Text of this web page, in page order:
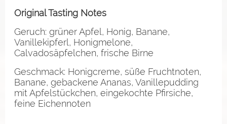
Original Tasting Notes
Geruch: grüner Apfel, Honig, Banane,
Vanillekipferl, Honigmelone,
Calvadosäpfelchen, frische Birne
Geschmack: Honigcreme, süße Fruchtnoten,
Banane, gebackene Ananas, Vanillepudding
mit Apfelstückchen, eingekochte Pfirsiche,
feine Eichennoten